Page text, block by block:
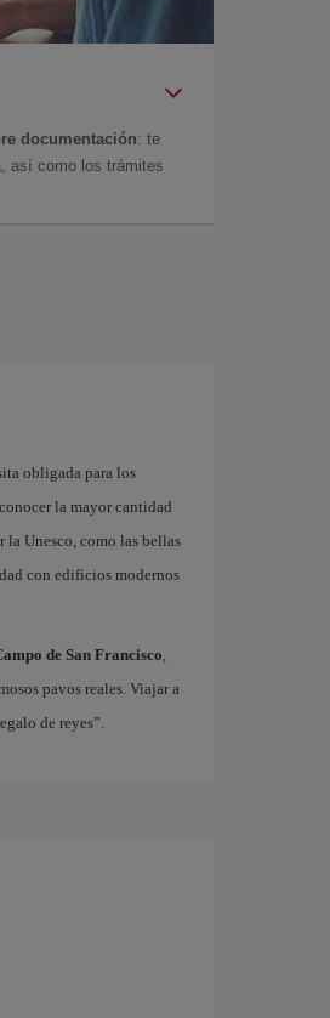
documentación: te
así como los trámites
obligada para los
la mayor cantidad
Unesco, como las bellas
con edificios modernos
de San Francisco,
pavos reales. Viajar a
de reyes”.